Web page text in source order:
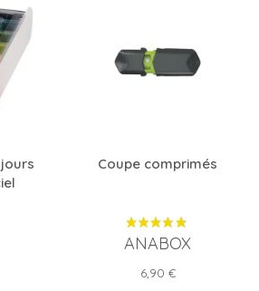
Coupe comprimés
ANABOX
Prix
6,90 €